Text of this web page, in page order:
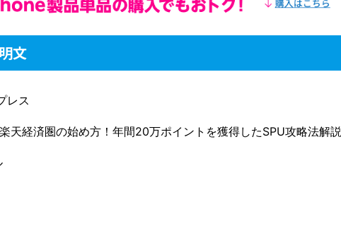
文
レス
楽天経済圏の始め方！年間20万ポイントを獲得したSPU攻略法解説